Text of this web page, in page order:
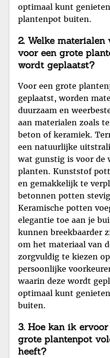
optimaal kunt
plantenpot buiten.
2. Welke materialen
voor een grote
wordt geplaatst?
Voor een grote
geplaatst, worden
duurzaam en
aan materialen zoals
beton of keramiek.
een natuurlijke
wat gunstig is voor de
planten. Kunststof
en gemakkelijk te
betonnen potten
Keramische potten
elegantie toe aan je
kunnen breekbaarder
om het materiaal van
zorgvuldig te kiezen
persoonlijke
waarin deze wordt
optimaal kunt
buiten.
3. Hoe kan ik
grote plantenpot
heeft?